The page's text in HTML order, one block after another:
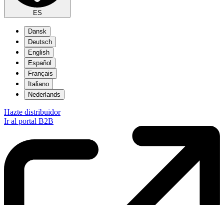
ES
Dansk
Deutsch
English
Español
Français
Italiano
Nederlands
Hazte distribuidor
Ir al portal B2B